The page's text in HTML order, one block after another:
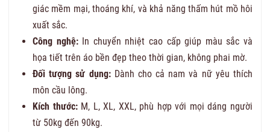
giác mềm mại, thoáng khí, và khả năng thấm hút mồ hôi
xuất sắc.
Công nghệ:In chuyển nhiệt cao cấp giúp màu sắc và
họa tiết trên áo bền đẹp theo thời gian, không phai mờ.
Đối tượng sử dụng:Dành cho cả nam và nữ yêu thích
môn cầu lông.
Kích thước:M, L, XL, XXL, phù hợp với mọi dáng người
từ 50kg đến 90kg.